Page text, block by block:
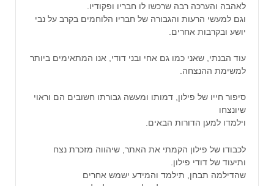
לאהבה והערכה רבה שרכשו לו חבריו ופקודיו.
וגם למעשי הרעות והגבורה של חבריו הלוחמים בקרב על נבי
יושע ובקרבות אחרים.
עוד הבנתי, שאני כמו גם אחי ובני דודי, אנו המתאימים ביותר
למשימת ההנצחה.
סיפור חייו של פילון, דמותו ומעשה גבורתו חשובים הם וראוי
שיונצחו
וילמדו למען הדורות הבאים.
לכבודו של פילון הקמתי את האתר, שיהווה מזכרת נצח
ותיעוד של דודי פילון.
שהדילמה תבחן, תילמד והמידע ישמש אחרים